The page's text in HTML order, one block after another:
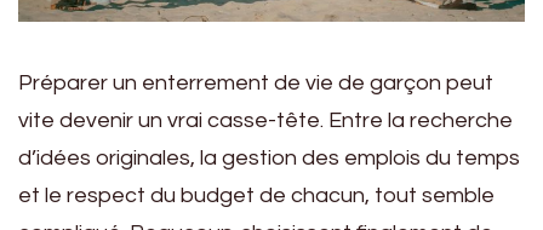
Préparer un enterrement de vie de garçon peut
vite devenir un vrai casse-tête. Entre la recherche
d’idées originales, la gestion des emplois du temps
et le respect du budget de chacun, tout semble